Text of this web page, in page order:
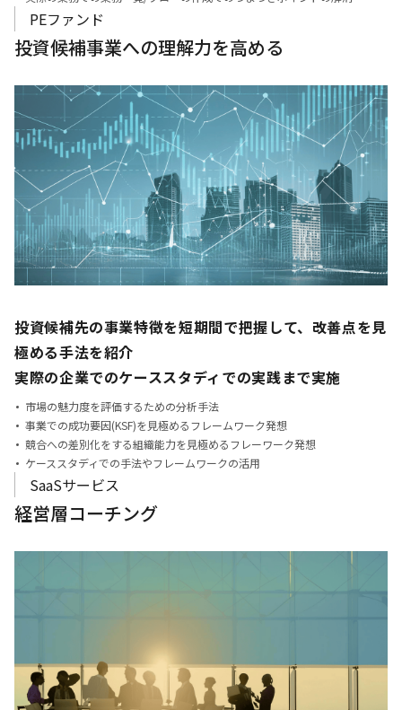
PEファンド
投資候補事業への理解力を高める
投資候補先の事業特徴を短期間で把握して、改善点を見
極める手法を紹介
実際の企業でのケーススタディでの実践まで実施
市場の魅力度を評価するための分析手法
事業での成功要因(KSF)を見極めるフレームワーク発想
競合への差別化をする組織能力を見極めるフレーワーク発想
ケーススタディでの手法やフレームワークの活用
SaaSサービス
経営層コーチング